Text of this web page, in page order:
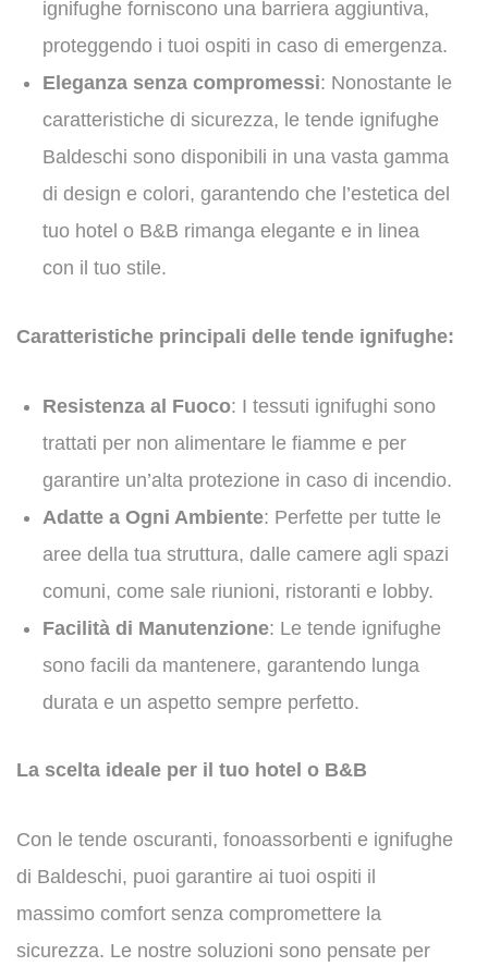
ignifughe forniscono una barriera aggiuntiva,
proteggendo i tuoi ospiti in caso di emergenza.
Eleganza senza compromessi: Nonostante le
caratteristiche di sicurezza, le tende ignifughe
Baldeschi sono disponibili in una vasta gamma
di design e colori, garantendo che l’estetica del
tuo hotel o B&B rimanga elegante e in linea
con il tuo stile.
Caratteristiche principali delle tende ignifughe:
Resistenza al Fuoco: I tessuti ignifughi sono
trattati per non alimentare le fiamme e per
garantire un’alta protezione in caso di incendio.
Adatte a Ogni Ambiente: Perfette per tutte le
aree della tua struttura, dalle camere agli spazi
comuni, come sale riunioni, ristoranti e lobby.
Facilità di Manutenzione: Le tende ignifughe
sono facili da mantenere, garantendo lunga
durata e un aspetto sempre perfetto.
La scelta ideale per il tuo hotel o B&B
Con le tende oscuranti, fonoassorbenti e ignifughe
di Baldeschi, puoi garantire ai tuoi ospiti il
massimo comfort senza compromettere la
sicurezza. Le nostre soluzioni sono pensate per